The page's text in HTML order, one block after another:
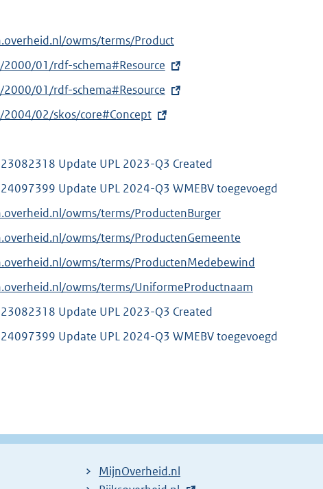
owms/terms/Product
01/rdf-schema#Resource
01/rdf-schema#Resource
02/skos/core#Concept
Update UPL 2023-Q3 Created
Update UPL 2024-Q3 WMEBV toegevoegd
owms/terms/ProductenBurger
owms/terms/ProductenGemeente
owms/terms/ProductenMedebewind
owms/terms/UniformeProductnaam
Update UPL 2023-Q3 Created
Update UPL 2024-Q3 WMEBV toegevoegd
MijnOverheid.nl